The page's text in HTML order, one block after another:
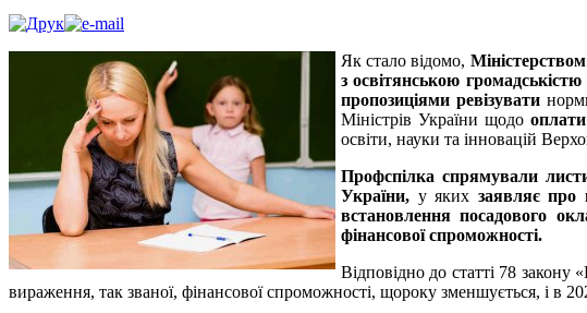
Як стало відомо,
з освітянською
пропозиціями ревізувати
Міністрів України щодо оплати
освіти, науки та інновацій
Профспілка спрямували
України, у яких заявляє про
встановлення посадового
фінансової спроможності.
Відповідно до статті 78 закону
вираження, так званої, фінансової спроможності, щороку зменшується, і в